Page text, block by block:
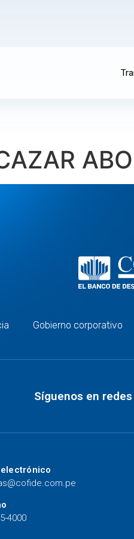
Gobierno corporativo
Síguenos en redes
4000